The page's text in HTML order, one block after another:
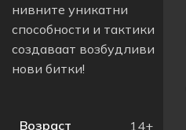
нивните уникатни
способности и тактики
создаваат возбудливи
нови битки!
Возраст 14+